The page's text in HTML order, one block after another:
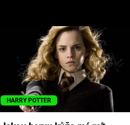
HARRY POTTER